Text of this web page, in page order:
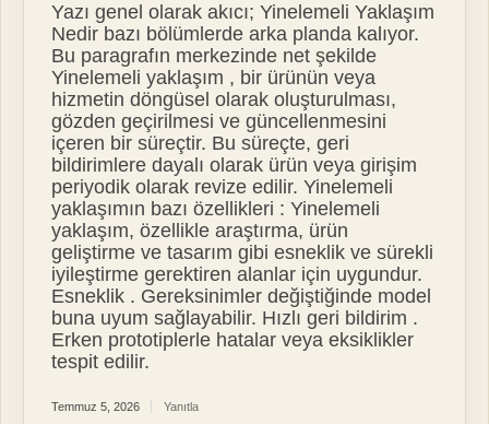
Yazı genel olarak akıcı; Yinelemeli Yaklaşım
Nedir bazı bölümlerde arka planda kalıyor.
Bu paragrafın merkezinde net şekilde
Yinelemeli yaklaşım , bir ürünün veya
hizmetin döngüsel olarak oluşturulması,
gözden geçirilmesi ve güncellenmesini
içeren bir süreçtir. Bu süreçte, geri
bildirimlere dayalı olarak ürün veya girişim
periyodik olarak revize edilir. Yinelemeli
yaklaşımın bazı özellikleri : Yinelemeli
yaklaşım, özellikle araştırma, ürün
geliştirme ve tasarım gibi esneklik ve sürekli
iyileştirme gerektiren alanlar için uygundur.
Esneklik . Gereksinimler değiştiğinde model
buna uyum sağlayabilir. Hızlı geri bildirim .
Erken prototiplerle hatalar veya eksiklikler
tespit edilir.
Temmuz 5, 2026 Yanıtla